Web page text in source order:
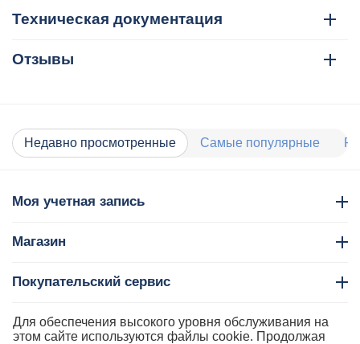
Техническая документация
Отзывы
Недавно просмотренные Самые популярные
Моя учетная запись
Магазин
Покупательский сервис
Контакты
Для обеспечения высокого уровня обслуживания на
этом сайте используются файлы cookie. Продолжая